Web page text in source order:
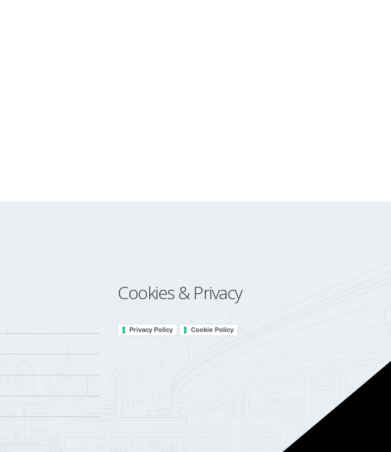
Cookies & Privacy
Privacy Policy Cookie Policy